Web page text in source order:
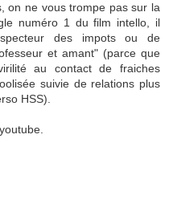
on ne vous trompe pas sur la
numéro 1 du film intello, il
des impots ou de
et amant" (parce que
au contact de fraiches
suivie de relations plus
HSS).